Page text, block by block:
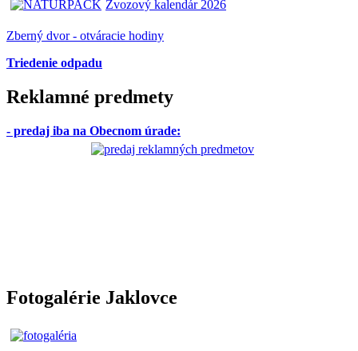
Zvozový kalendár 2026
Zberný dvor - otváracie hodiny
Triedenie odpadu
Reklamné predmety
- predaj iba na Obecnom úrade:
Fotogalérie Jaklovce